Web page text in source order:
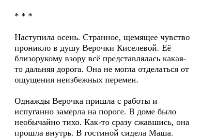
* * *
Наступила осень. Странное, щемящее чувство
проникло в душу Верочки Киселевой. Её
близорукому взору всё представлялась какая-
то дальняя дорога. Она не могла отделаться от
ощущения неизбежных перемен.
Однажды Верочка пришла с работы и
испуганно замерла на пороге. В доме было
необычайно тихо. Как-то сразу сжавшись, она
прошла внутрь. В гостиной сидела Маша.